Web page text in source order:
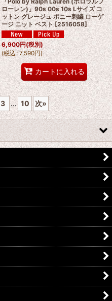
ローレン)」90s 00s 10s Lサイズ コ
ットン グレージュ ポニー刺繍 ローゲ
ージ ニット ベスト [2516058]
6,900円(税別)
(税込: 7,590円)
カートに入れる
3 ... 10 次»